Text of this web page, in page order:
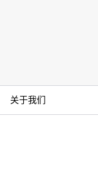
关于我们